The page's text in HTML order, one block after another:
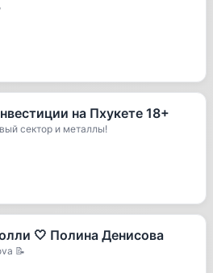
на Пхукете 18+
сектор и металлы!
🤍 Полина Денисова
📝